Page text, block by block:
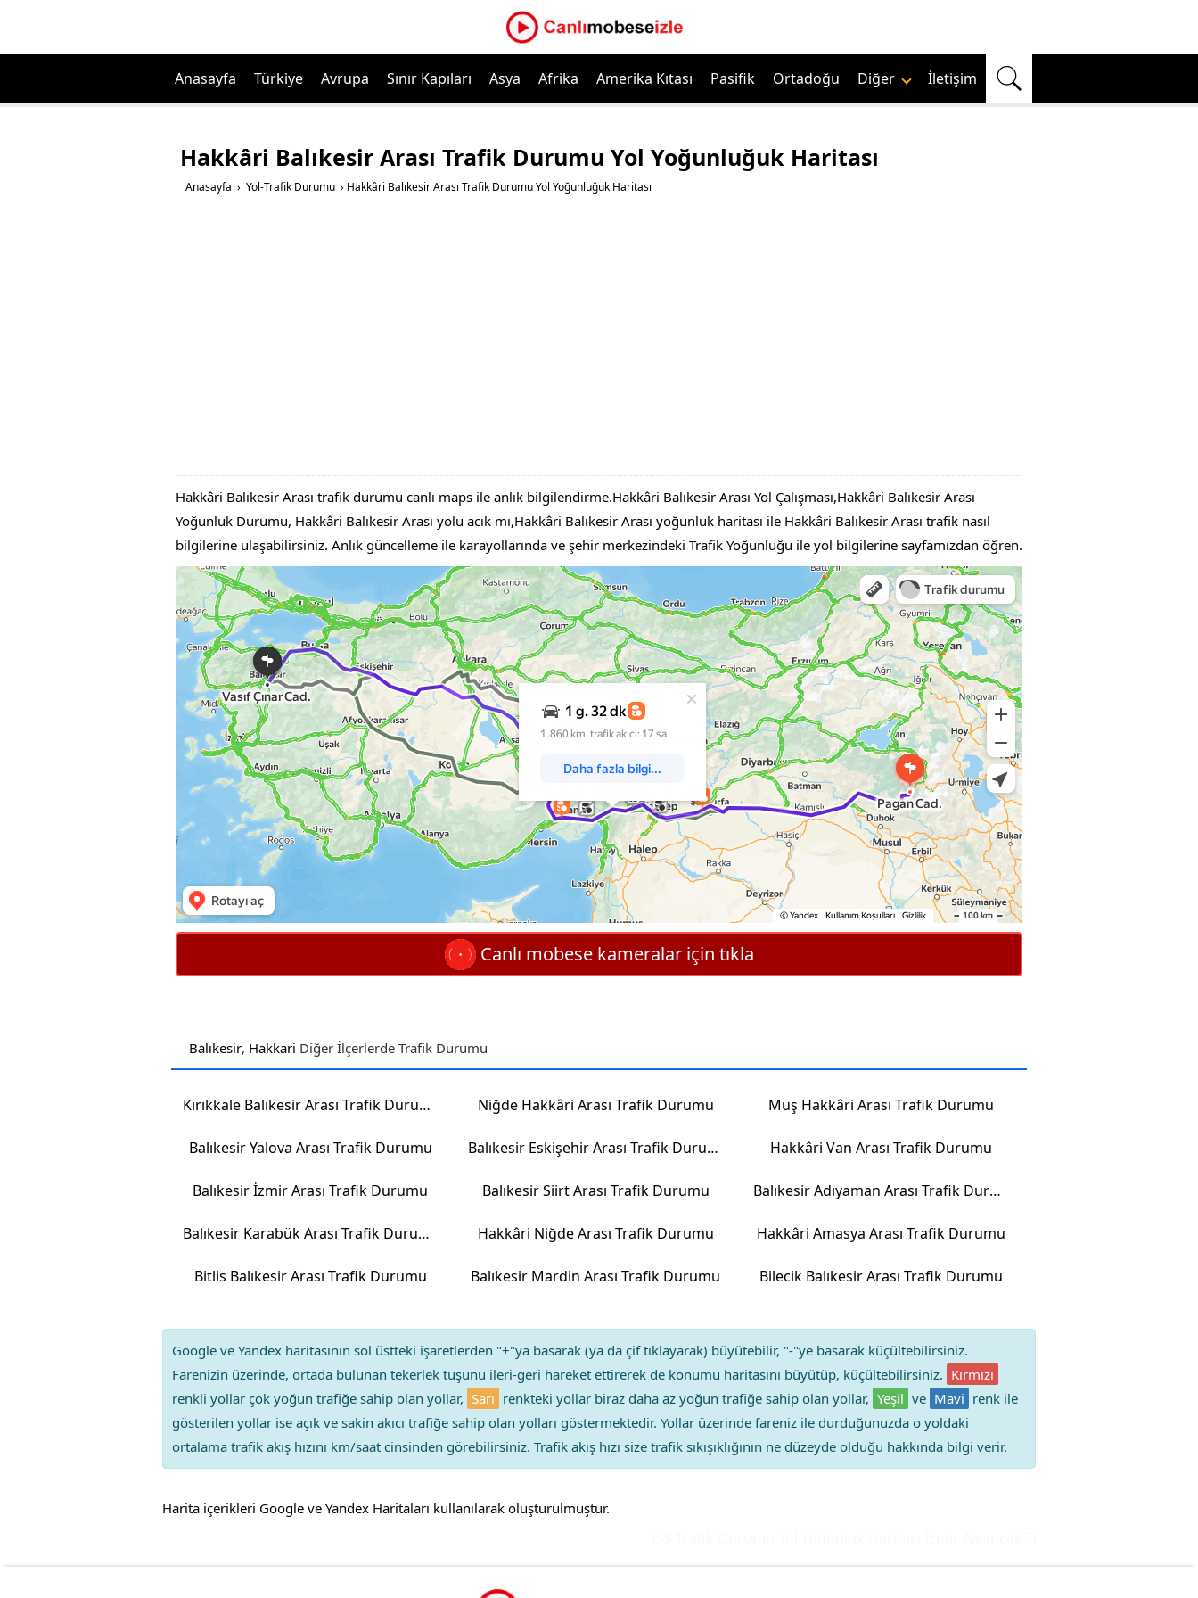
Anasayfa Türkiye Avrupa Sınır Kapıları Asya Afrika Amerika Kıtası Pasifik Ortadoğu Diğer İletişim
Hakkâri Balıkesir Arası Trafik Durumu Yol Yoğunluğuk Haritası
Anasayfa › Yol-Trafik Durumu › Hakkâri Balıkesir Arası Trafik Durumu Yol Yoğunluğuk Haritası
Hakkâri Balıkesir Arası trafik durumu canlı maps ile anlık bilgilendirme.Hakkâri Balıkesir Arası Yol Çalışması,Hakkâri Balıkesir Arası
Yoğunluk Durumu, Hakkâri Balıkesir Arası yolu acık mı,Hakkâri Balıkesir Arası yoğunluk haritası ile Hakkâri Balıkesir Arası trafik nasıl
bilgilerine ulaşabilirsiniz. Anlık güncelleme ile karayollarında ve şehir merkezindeki Trafik Yoğunluğu ile yol bilgilerine sayfamızdan öğren.
Canlı mobese kameralar için tıkla
Balıkesir, Hakkari Diğer İlçerlerde Trafik Durumu
Kırıkkale Balıkesir Arası Trafik Durumu Niğde Hakkâri Arası Trafik Durumu Muş Hakkâri Arası Trafik Durumu
Balıkesir Yalova Arası Trafik Durumu Balıkesir Eskişehir Arası Trafik Durumu Hakkâri Van Arası Trafik Durumu
Balıkesir İzmir Arası Trafik Durumu Balıkesir Siirt Arası Trafik Durumu Balıkesir Adıyaman Arası Trafik Durumu
Balıkesir Karabük Arası Trafik Durumu Hakkâri Niğde Arası Trafik Durumu Hakkâri Amasya Arası Trafik Durumu
Bitlis Balıkesir Arası Trafik Durumu Balıkesir Mardin Arası Trafik Durumu Bilecik Balıkesir Arası Trafik Durumu
Google ve Yandex haritasının sol üstteki işaretlerden "+"ya basarak (ya da çif tıklayarak) büyütebilir, "-"ye basarak küçültebilirsiniz.
Farenizin üzerinde, ortada bulunan tekerlek tuşunu ileri-geri hareket ettirerek de konumu haritasını büyütüp, küçültebilirsiniz. Kırmızı
renkli yollar çok yoğun trafiğe sahip olan yollar, Sarı renkteki yollar biraz daha az yoğun trafiğe sahip olan yollar, Yeşil ve Mavi renk ile
gösterilen yollar ise açık ve sakin akıcı trafiğe sahip olan yolları göstermektedir. Yollar üzerinde fareniz ile durduğunuzda o yoldaki
ortalama trafik akış hızını km/saat cinsinden görebilirsiniz. Trafik akış hızı size trafik sıkışıklığının ne düzeyde olduğu hakkında bilgi verir.
Harita içerikleri Google ve Yandex Haritaları kullanılarak oluşturulmuştur.